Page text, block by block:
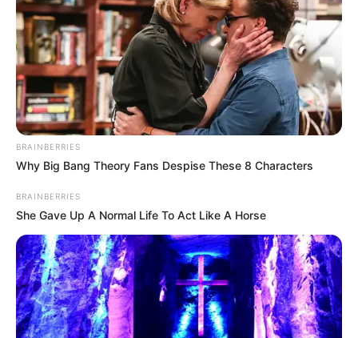
BRAINBERRIES
Why Big Bang Theory Fans Despise These 8 Characters
BRAINBERRIES
She Gave Up A Normal Life To Act Like A Horse